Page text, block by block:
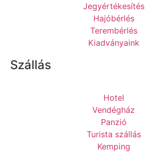
Jegyértékesítés
Hajóbérlés
Terembérlés
Kiadványaink
Szállás
Hotel
Vendégház
Panzió
Turista szállás
Kemping